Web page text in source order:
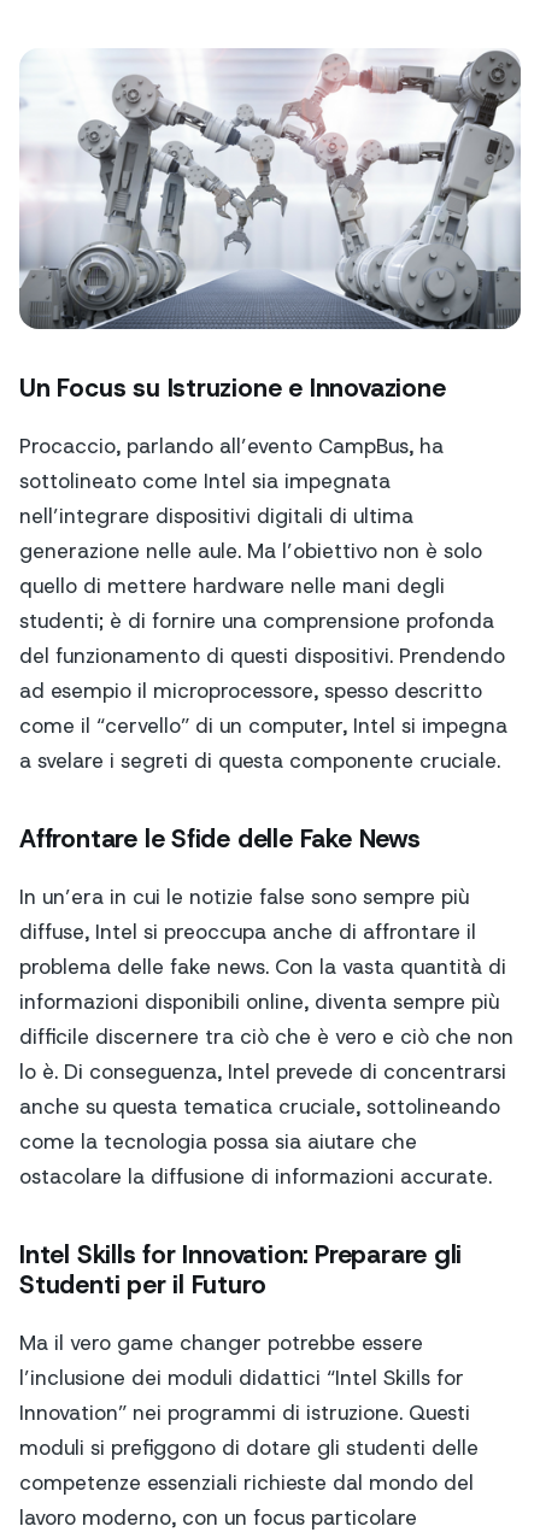
Un Focus su Istruzione e Innovazione
Procaccio, parlando all’evento CampBus, ha
sottolineato come Intel sia impegnata
nell’integrare dispositivi digitali di ultima
generazione nelle aule. Ma l’obiettivo non è solo
quello di mettere hardware nelle mani degli
studenti; è di fornire una comprensione profonda
del funzionamento di questi dispositivi. Prendendo
ad esempio il microprocessore, spesso descritto
come il “cervello” di un computer, Intel si impegna
a svelare i segreti di questa componente cruciale.
Affrontare le Sfide delle Fake News
In un’era in cui le notizie false sono sempre più
diffuse, Intel si preoccupa anche di affrontare il
problema delle fake news. Con la vasta quantità di
informazioni disponibili online, diventa sempre più
difficile discernere tra ciò che è vero e ciò che non
lo è. Di conseguenza, Intel prevede di concentrarsi
anche su questa tematica cruciale, sottolineando
come la tecnologia possa sia aiutare che
ostacolare la diffusione di informazioni accurate.
Intel Skills for Innovation: Preparare gli
Studenti per il Futuro
Ma il vero game changer potrebbe essere
l’inclusione dei moduli didattici “Intel Skills for
Innovation” nei programmi di istruzione. Questi
moduli si prefiggono di dotare gli studenti delle
competenze essenziali richieste dal mondo del
lavoro moderno, con un focus particolare